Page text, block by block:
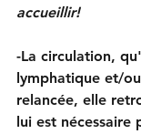
accueillir!
-La circulation,
lymphatique et/
relancée, elle
lui est nécessaire